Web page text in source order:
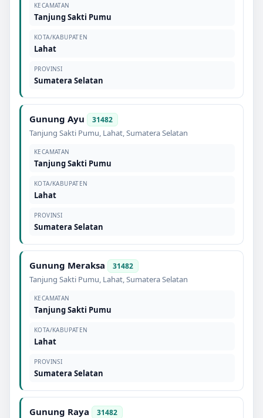
KECAMATAN
Tanjung Sakti Pumu
KOTA/KABUPATEN
Lahat
PROVINSI
Sumatera Selatan
Gunung Ayu 31482
Tanjung Sakti Pumu, Lahat,Sumatera Selatan
KECAMATAN
Tanjung Sakti Pumu
KOTA/KABUPATEN
Lahat
PROVINSI
Sumatera Selatan
Gunung Meraksa 31482
Tanjung Sakti Pumu, Lahat,Sumatera Selatan
KECAMATAN
Tanjung Sakti Pumu
KOTA/KABUPATEN
Lahat
PROVINSI
Sumatera Selatan
Gunung Raya 31482